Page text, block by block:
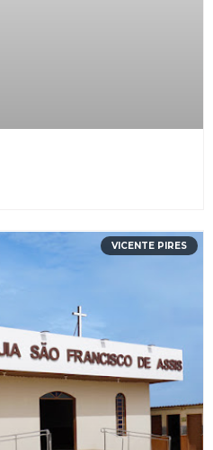
VICENTE PIRES